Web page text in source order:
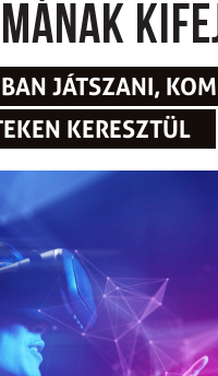
JÁTSZANI,
KERESZTÜL